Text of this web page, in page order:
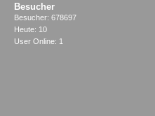
Besucher
Besucher: 678697
Heute: 10
User Online: 1